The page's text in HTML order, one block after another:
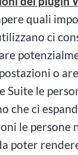
quali
ci
o
Suite le
che ci
le persone
poter